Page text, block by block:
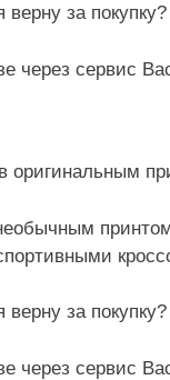
верну за покупку?
через сервис
оригинальным
верну за покупку?
через сервис